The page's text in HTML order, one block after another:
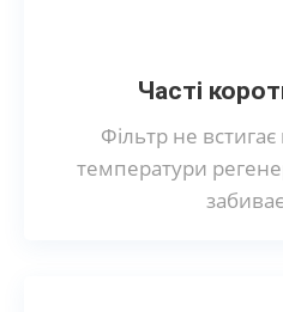
Часті
Фільтр не
температури